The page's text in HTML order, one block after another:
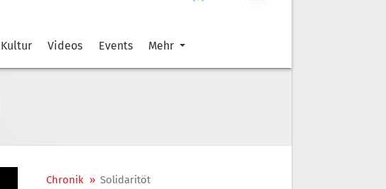
Kultur Videos Events Mehr
Chronik » Solidaritöt